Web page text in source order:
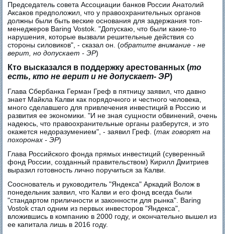
Председатель совета Ассоциации банков России Анатолий
Аксаков предположил, что у правоохранительных органов
должны были быть веские основания для задержания топ-
менеджеров Baring Vostok. "Допускаю, что были какие-то
нарушения, которые вызвали решительные действия со
стороны силовиков", - сказал он. (обратите внимание - не
верит, но допускает - ЭР)
Кто высказался в поддержку арестованных (то
есть, кто не верит и не допускает- ЭР)
Глава Сбербанка Герман Греф в пятницу заявил, что давно
знает Майкла Калви как порядочного и честного человека,
много сделавшего для привлечения инвестиций в Россию и
развития ее экономики. "И не зная сущности обвинений, очень
надеюсь, что правоохранительные органы разберутся, и это
окажется недоразумением", - заявил Греф. (так говорят на
похоронах - ЭР)
Глава Российского фонда прямых инвестиций (суверенный
фонд России, созданный правительством) Кирилл Дмитриев
выразил готовность лично поручиться за Калви.
Сооснователь и руководитель "Яндекса" Аркадий Волож в
понедельник заявил, что Калви и его фонд всегда были
"стандартом приличности и законности для рынка". Baring
Vostok стал одним из первых инвесторов "Яндекса",
вложившись в компанию в 2000 году, и окончательно вышел из
ее капитала лишь в 2016 году.